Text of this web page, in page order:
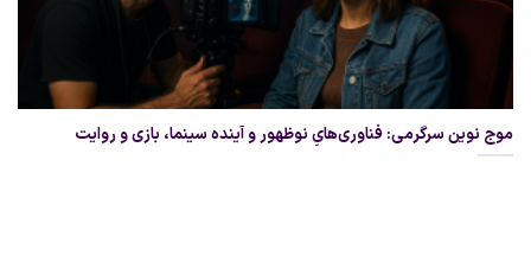
موج نوین سرگرمی: فناوری‌هایِ نوظهور و آینده سینما، بازی و روایت